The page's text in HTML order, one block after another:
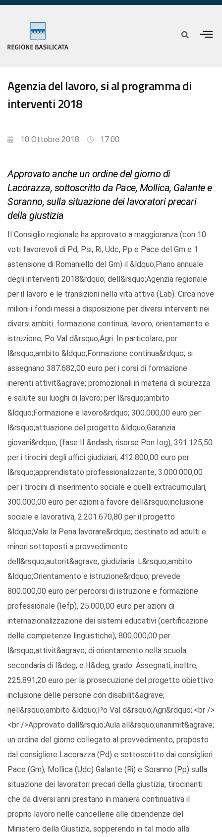
Agenzia del lavoro, si al programma di
interventi 2018
10 Ottobre 2018 17:00
Approvato anche un ordine del giorno di
Lacorazza, sottoscritto da Pace, Mollica, Galante e
Soranno, sulla situazione dei lavoratori precari
della giustizia
Il Consiglio regionale ha approvato a maggioranza (con 10
voti favorevoli di Pd, Psi, Ri, Udc, Pp e Pace del Gm e 1
astensione di Romaniello del Gm) il &ldquo;Piano annuale
degli interventi 2018&rdquo; dell&rsquo;Agenzia regionale
per il lavoro e le transizioni nella vita attiva (Lab). Circa nove
milioni i fondi messi a disposizione per diversi interventi nei
diversi ambiti: formazione continua, lavoro, orientamento e
istruzione, Po Val d&rsquo;Agri. In particolare, per
l&rsquo;ambito &ldquo;Formazione continua&rdquo; si
assegnano 387.682,00 euro per i corsi di formazione
inerenti attivit&agrave; promozionali in materia di sicurezza
e salute sui luoghi di lavoro; per l&rsquo;ambito
&ldquo;Formazione e lavoro&rdquo; 300.000,00 euro per
l&rsquo;attuazione del progetto &ldquo;Garanzia
giovani&rdquo; (fase II &ndash; risorse Pon Iog), 391.125,50
per i tirocini degli uffici giudiziari, 412.800,00 euro per
l&rsquo;apprendistato professionalizzante, 3.000.000,00
per i tirocini di inserimento sociale e quelli extracurriculari,
300.000,00 euro per azioni a favore dell&rsquo;inclusione
sociale e lavorativa, 2.201.670,80 per il progetto
&ldquo;Vale la Pena lavorare&rdquo; destinato ad adulti e
minori sottoposti a provvedimento
dell&rsquo;autorit&agrave; giudiziaria. L&rsquo;ambito
&ldquo;Orientamento e istruzione&rdquo; prevede
800.000,00 euro per percorsi di istruzione e formazione
professionale (Iefp), 25.000,00 euro per azioni di
internazionalizzazione dei sistemi educativi (certificazione
delle competenze linguistiche), 800.000,00 per
l&rsquo;attivit&agrave; di orientamento nella scuola
secondaria di I&deg; e II&deg; grado. Assegnati, inoltre,
225.891,20 euro per la prosecuzione del progetto obiettivo
inclusione delle persone con disabilit&agrave;
nell&rsquo;ambito &ldquo;Po Val d&rsquo;Agri&rdquo;.<br />
<br />Approvato dall&rsquo;Aula all&rsquo;unanimit&agrave;
un ordine del giorno collegato al provvedimento, proposto
dal consigliere Lacorazza (Pd) e sottoscritto dai consiglieri
Pace (Gm), Mollica (Udc) Galante (Ri) e Soranno (Pp) sulla
situazione dei lavoratori precari della giustizia, tirocinanti
che da diversi anni prestano in maniera continuativa il
proprio lavoro nelle cancellerie alle dipendenze del
Ministero della Giustizia, sopperendo in tal modo alla